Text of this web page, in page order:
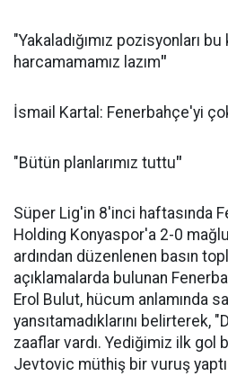
"Yakaladığımız pozisyonları
harcamamamız lazım"
İsmail Kartal: Fenerbahçe'yi
"Bütün planlarımız tuttu"
Süper Lig'in 8'inci haftasında
Holding Konyaspor'a 2-0
ardından düzenlenen basın
açıklamalarda bulunan
Erol Bulut, hücum anlamında
yansıtamadıklarını belirterek,
zaaflar vardı. Yediğimiz ilk gol
Jevtovic müthiş bir vuruş